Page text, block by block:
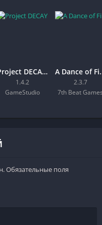
Project DECAY — Bodycam FPS
1.4.2
GameStudio
A
2.3.7
7th Beat
Обязательные поля